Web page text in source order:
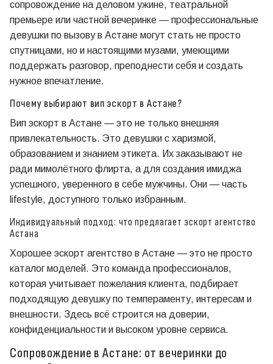
сопровождение на деловом ужине, театральной
премьере или частной вечеринке — профессиональные
девушки по вызову в Астане могут стать не просто
спутницами, но и настоящими музами, умеющими
поддержать разговор, преподнести себя и создать
нужное впечатление.
Почему выбирают вип эскорт в Астане?
Вип эскорт в Астане — это не только внешняя
привлекательность. Это девушки с харизмой,
образованием и знанием этикета. Их заказывают не
ради мимолётного флирта, а для создания имиджа
успешного, уверенного в себе мужчины. Они — часть
lifestyle, доступного только избранным.
Индивидуальный подход: что предлагает эскорт агентство
Астана
Хорошее эскорт агентство в Астане — это не просто
каталог моделей. Это команда профессионалов,
которая учитывает пожелания клиента, подбирает
подходящую девушку по темпераменту, интересам и
внешности. Здесь всё строится на доверии,
конфиденциальности и высоком уровне сервиса.
Сопровождение в Астане: от вечеринки до